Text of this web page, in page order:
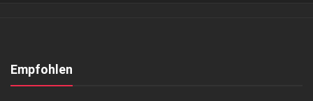
Kontakt, Impressum
Empfohlen